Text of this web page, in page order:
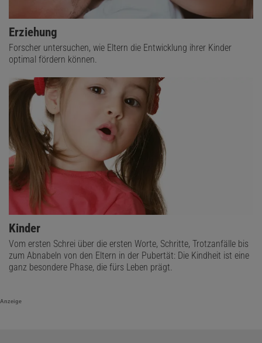
Erziehung
Forscher untersuchen, wie Eltern die Entwicklung ihrer Kinder
optimal fördern können.
Kinder
Vom ersten Schrei über die ersten Worte, Schritte, Trotzanfälle bis
zum Abnabeln von den Eltern in der Pubertät: Die Kindheit ist eine
ganz besondere Phase, die fürs Leben prägt.
Anzeige